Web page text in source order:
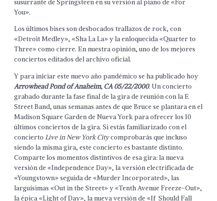
susurrante de Springsteen en su versión al piano de «For
You».
Los últimos bises son desbocados trallazos de rock, con
«Detroit Medley», «Sha La La» y la enloquecida «Quarter to
Three» como cierre. En nuestra opinión, uno de los mejores
conciertos editados del archivo oficial.
Y para iniciar este nuevo año pandémico se ha publicado hoy
Arrowhead Pond of Anaheim, CA 05/22/2000. Un concierto
grabado durante la fase final de la gira de reunión con la E
Street Band, unas semanas antes de que Bruce se plantara en el
Madison Square Garden de Nueva York para ofrecer los 10
últimos conciertos de la gira. Si estás familiarizado con el
conciertoLive in New York Citycomprobarás que incluso
siendo la misma gira, este concierto es bastante distinto.
Comparte los momentos distintivos de esa gira: la nueva
versión de «Independence Day», la versión electrificada de
«Youngstown» seguida de «Murder Incorporated», las
larguísimas «Out in the Street» y «Tenth Avenue Freeze-Out»,
la épica «Light of Day», la nueva versión de «If Should Fall